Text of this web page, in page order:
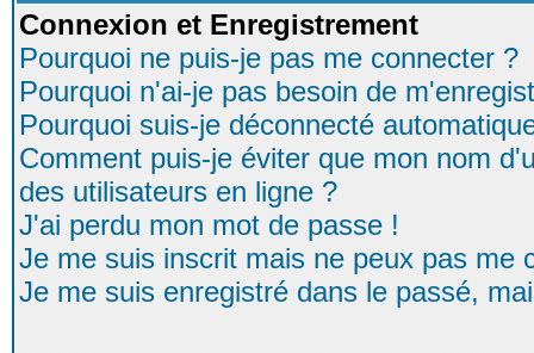
Connexion et Enregistrement
Pourquoi ne puis-je pas me connecter ?
Pourquoi n'ai-je pas besoin de
Pourquoi suis-je déconnecté
Comment puis-je éviter que mon nom
des utilisateurs en ligne ?
J'ai perdu mon mot de passe !
Je me suis inscrit mais ne peux pas me
Je me suis enregistré dans le passé,